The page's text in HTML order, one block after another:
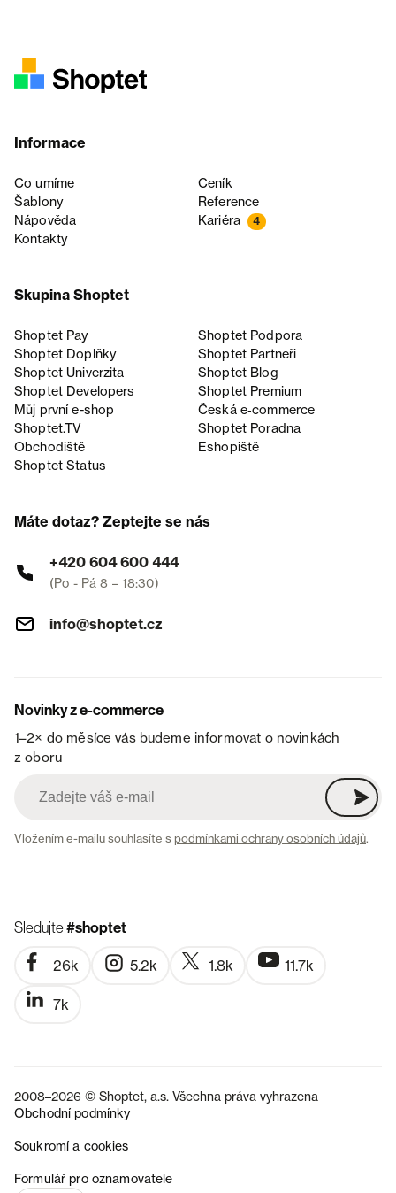
Informace
Co umíme
Ceník
Šablony
Reference
Nápověda
Kariéra 4
Kontakty
Skupina Shoptet
Shoptet Pay
Shoptet Podpora
Shoptet Doplňky
Shoptet Partneři
Shoptet Univerzita
Shoptet Blog
Shoptet Developers
Shoptet Premium
Můj první e-shop
Česká e‑commerce
Shoptet.TV
Shoptet Poradna
Obchodiště
Eshopiště
Shoptet Status
Máte dotaz? Zeptejte se nás
+420 604 600 444
(Po - Pá 8 – 18:30)
info@shoptet.cz
Novinky z e-commerce
1–2× do měsíce vás budeme informovat o novinkách
z oboru
Vložením e-mailu souhlasíte spodmínkami ochrany osobních údajů.
Sledujte#shoptet
26k 5.2k 1.8k 11.7k
7k
2008–2026 © Shoptet, a.s. Všechna práva vyhrazena
Obchodní podmínky
Soukromí a cookies
Formulář pro oznamovatele